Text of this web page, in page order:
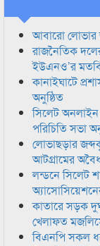
আবারো লোভার
রাজনৈতিক
ইউএনও’র
কানাইঘাটে
অনুষ্ঠিত
সিলেট অনলাইন
পরিচিতি সভা
লোভাছড়ার
আটগ্রামের
লন্ডনে সিলেট
কাতারে সড়ক
খেলাফত
বিএনপি সকল